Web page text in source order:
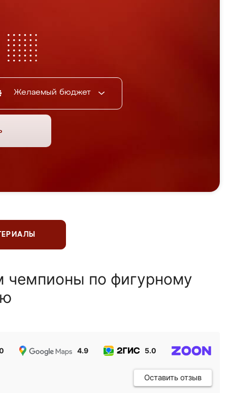
Желаемый бюджет
чемпионы по фигурному
4.9 5.0
Оставить отзыв